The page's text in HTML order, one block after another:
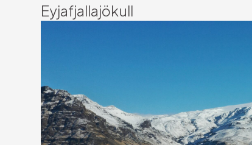
Eyjafjallajökull